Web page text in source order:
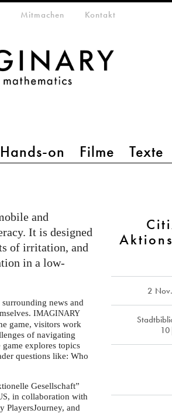
Hands-on Filme Texte
Mitmachen Kontakt
2
and
It is designed
of irritation, and
in a low-
news and
IMAGINARY
game, visitors work
of navigating
explores topics
questions like: Who
Gesellschaft”
, in collaboration with
PlayersJourney, and